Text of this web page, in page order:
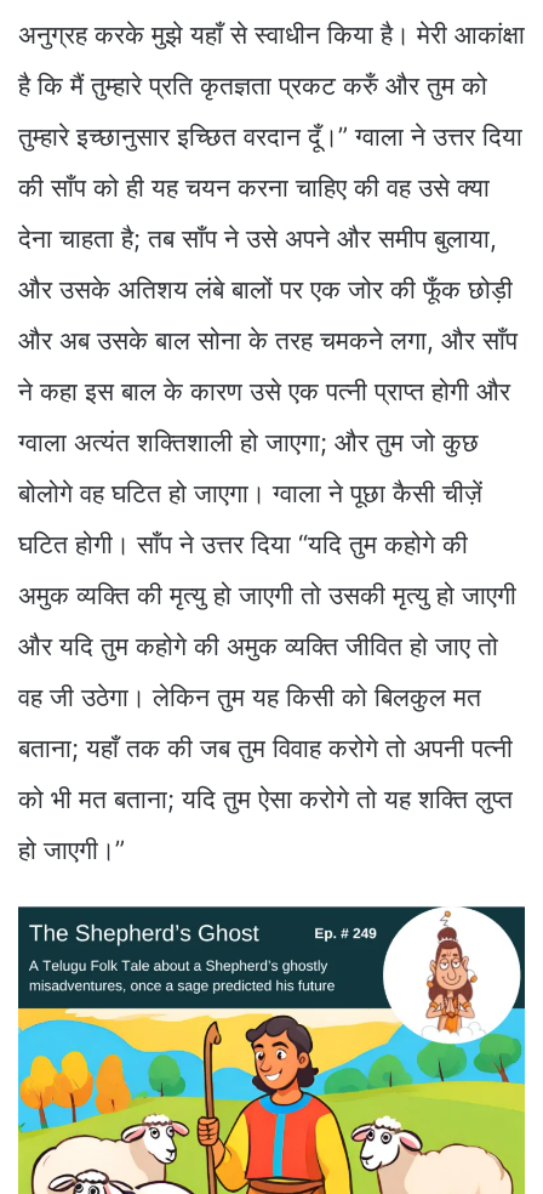
अनुग्रह करके मुझे यहाँ से स्वाधीन किया है। मेरी आकांक्षा
है कि मैं तुम्हारे प्रति कृतज्ञता प्रकट करुँ और तुम को
तुम्हारे इच्छानुसार इच्छित वरदान दूँ।” ग्वाला ने उत्तर दिया
की साँप को ही यह चयन करना चाहिए की वह उसे क्या
देना चाहता है; तब साँप ने उसे अपने और समीप बुलाया,
और उसके अतिशय लंबे बालों पर एक जोर की फूँक छोड़ी
और अब उसके बाल सोना के तरह चमकने लगा, और साँप
ने कहा इस बाल के कारण उसे एक पत्नी प्राप्त होगी और
ग्वाला अत्यंत शक्तिशाली हो जाएगा; और तुम जो कुछ
बोलोगे वह घटित हो जाएगा। ग्वाला ने पूछा कैसी चीज़ें
घटित होगी। साँप ने उत्तर दिया “यदि तुम कहोगे की
अमुक व्यक्ति की मृत्यु हो जाएगी तो उसकी मृत्यु हो जाएगी
और यदि तुम कहोगे की अमुक व्यक्ति जीवित हो जाए तो
वह जी उठेगा। लेकिन तुम यह किसी को बिलकुल मत
बताना; यहाँ तक की जब तुम विवाह करोगे तो अपनी पत्नी
को भी मत बताना; यदि तुम ऐसा करोगे तो यह शक्ति लुप्त
हो जाएगी।”